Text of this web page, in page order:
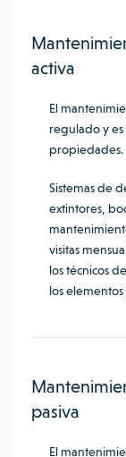
activa
El
regulado y
propiedades.
Sistemas de
extintores,
visitas
los técnicos
los
pasiva
El